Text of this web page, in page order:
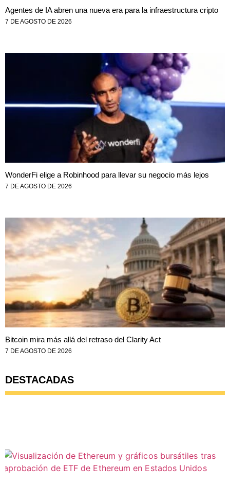
Agentes de IA abren una nueva era para la infraestructura cripto
7 DE AGOSTO DE 2026
WonderFi elige a Robinhood para llevar su negocio más lejos
7 DE AGOSTO DE 2026
Bitcoin mira más allá del retraso del Clarity Act
7 DE AGOSTO DE 2026
DESTACADAS